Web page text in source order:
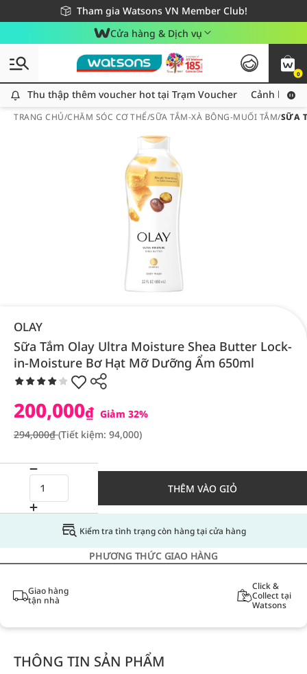
Tham gia Watsons VN Member Club!
Miễn phí giao hàng cho đơn hàng từ 249,000Đ
Giao hàng nhanh 24h - Áp dụng khu vực TP. Hồ Chí Minh
Cửa hàng & Dịch vụ
0
Thu thập thêm voucher hot tại Trạm Voucher
Thu thập thêm voucher hot tại Trạm Voucher Cảnh báo
TRANG CHỦ/CHĂM SÓC CƠ THỂ/SỮA TẮM-XÀ BÔNG-MUỐI TẮM/SỮA
OLAY
Sữa Tắm Olay Ultra Moisture Shea Butter Lock-
in-Moisture Bơ Hạt Mỡ Dưỡng Ẩm 650ml
200,000₫ Giảm 32%
294,000₫(Tiết kiệm: 94,000)
THÊM VÀO GIỎ
Kiểm tra tình trạng còn hàng tại cửa hàng
PHƯƠNG THỨC GIAO HÀNG
Giao hàng
tận nhà
Click &
Collect tại
Watsons
THÔNG TIN SẢN PHẨM